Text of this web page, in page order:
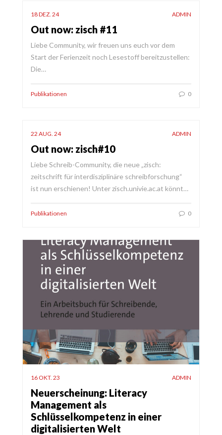
18 DEZ. 24 ADMIN
Out now: zisch #11
Liebe Community, wir freuen uns euch vor dem
Start der Ferienzeit noch Lesestoff bereitzustellen:
Die…
Publikationen 0
22 AUG. 24 ADMIN
Out now: zisch#10
Liebe Schreib-Community, die neue „zisch:
zeitschrift für interdisziplinäre schreibforschung“
ist nun erschienen! Unter zisch.univie.ac.at könnt…
Publikationen 0
16 OKT. 23 ADMIN
Neuerscheinung: Literacy
Management als
Schlüsselkompetenz in einer
digitalisierten Welt